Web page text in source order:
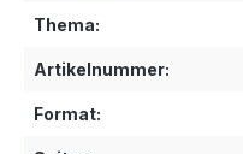
Thema:
Artikelnummer:
Format: